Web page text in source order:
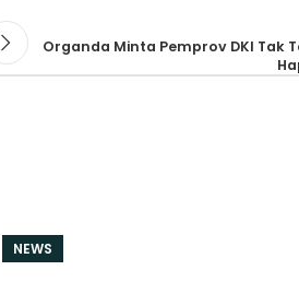
Organda Minta Pemprov DKI Tak
NEWS